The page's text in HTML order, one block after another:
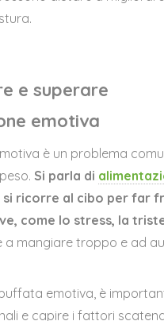
e superare
emotiva
è un problema
Si parla di
si ricorre al cibo per far
come lo stress, la
a mangiare troppo e ad
emotiva, è
e capire i fattori